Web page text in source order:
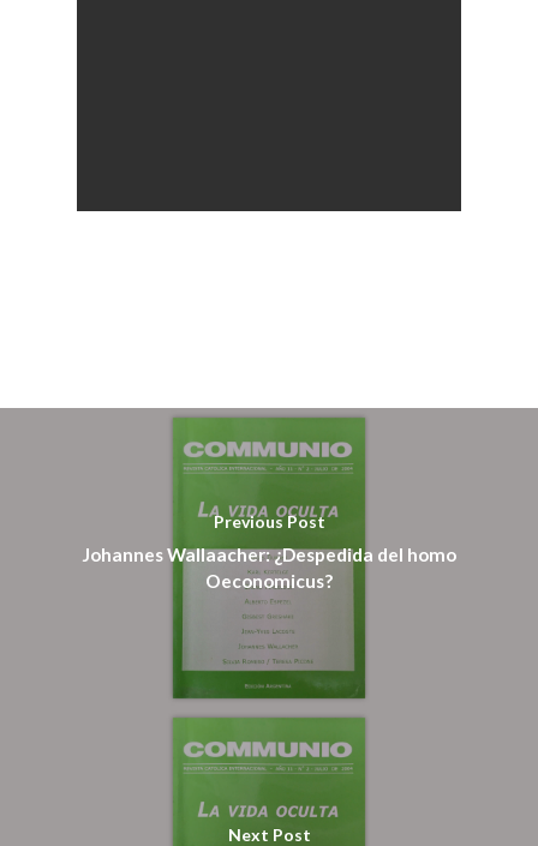
Previous Post
Johannes Wallaacher: ¿Despedida del homo
Oeconomicus?
Next Post
Suscripción
Pagar
Pagar